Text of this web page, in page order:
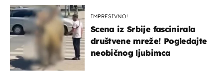
IMPRESIVNO!
Scena iz Srbije fascinirala
društvene mreže! Pogledajte
neobičnog ljubimca